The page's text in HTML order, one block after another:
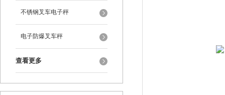
不锈钢叉车电子秤
电子防爆叉车秤
查看更多